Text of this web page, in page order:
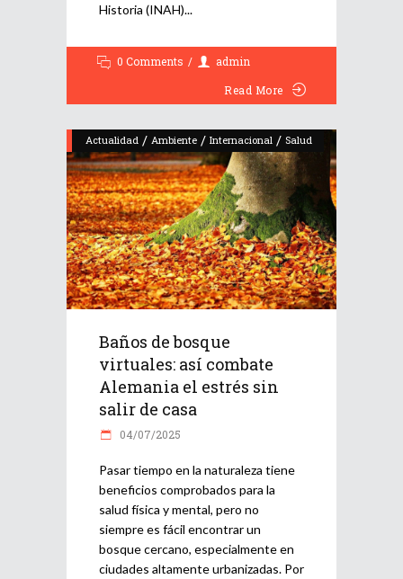
Historia (INAH)
0 Comments
admin
Read More
Actualidad / Ambiente / Internacional / Salud
Baños de bosque
virtuales: así combate
Alemania el estrés sin
salir de casa
04/07/2025
Pasar tiempo en la naturaleza tiene
beneficios comprobados para la
salud física y mental, pero no
siempre es fácil encontrar un
bosque cercano, especialmente en
ciudades altamente urbanizadas. Por